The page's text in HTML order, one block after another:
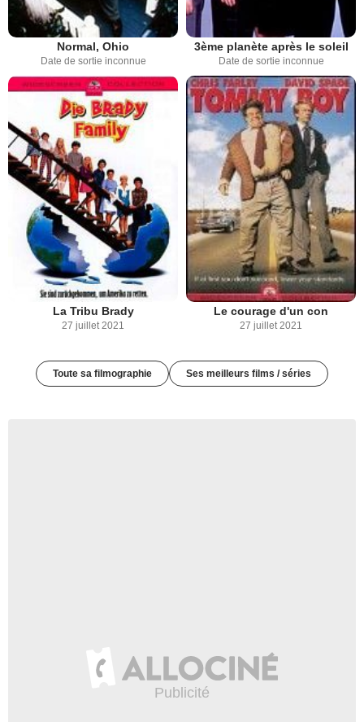
Normal, Ohio
Date de sortie inconnue
3ème planète après le soleil
Date de sortie inconnue
La Tribu Brady
27 juillet 2021
Le courage d'un con
27 juillet 2021
Toute sa filmographie Ses meilleurs films / séries